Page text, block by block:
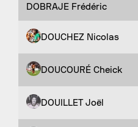
DOBRAJE Frédéric
DOUCHEZ Nicolas
DOUCOURÉ Cheick
DOUILLET Joël